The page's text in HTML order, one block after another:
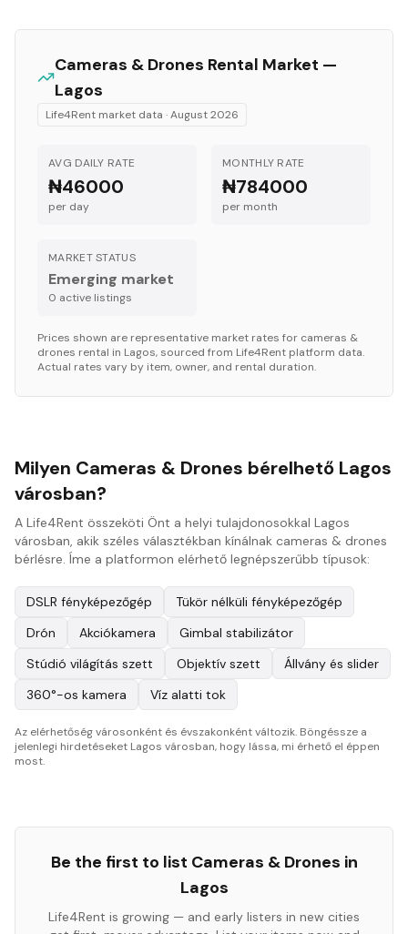
Cameras & Drones Rental Market —
Lagos
Life4Rent market data ·August 2026
AVG DAILY RATE
₦46000
per day
MONTHLY RATE
₦784000
per month
MARKET STATUS
Emerging market
0 active listings
Prices shown are representative market rates for cameras &
drones rental in Lagos, sourced from Life4Rent platform data.
Actual rates vary by item, owner, and rental duration.
Milyen Cameras & Drones bérelhető Lagos
városban?
A Life4Rent összeköti Önt a helyi tulajdonosokkal Lagos
városban, akik széles választékban kínálnak cameras & drones
bérlésre. Íme a platformon elérhető legnépszerűbb típusok:
DSLR fényképezőgép
Tükör nélküli fényképezőgép
Drón
Akciókamera
Gimbal stabilizátor
Stúdió világítás szett
Objektív szett
Állvány és slider
360°-os kamera
Víz alatti tok
Az elérhetőség városonként és évszakonként változik. Böngéssze a
jelenlegi hirdetéseket Lagos városban, hogy lássa, mi érhető el éppen
most.
Be the first to list Cameras & Drones in
Lagos
Life4Rent is growing — and early listers in new cities